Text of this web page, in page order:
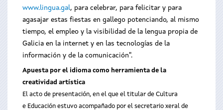
www.lingua.gal, para celebrar, para felicitar y para
agasajar estas fiestas en gallego potenciando, al mismo
tiempo, el empleo y la visibilidad de la lengua propia de
Galicia en la internet y en las tecnologías de la
información y de la comunicación".
Apuesta por el idioma como herramienta de la
creatividad artística
El acto de presentación, en el que el titular de Cultura
e Educación estuvo acompañado por el secretario xeral de